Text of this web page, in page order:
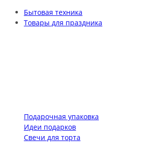
Бытовая техника
Товары для праздника
Подарочная упаковка
Идеи подарков
Свечи для торта